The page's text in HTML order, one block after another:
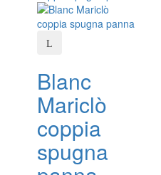
Blanc
Mariclò
coppia
spugna